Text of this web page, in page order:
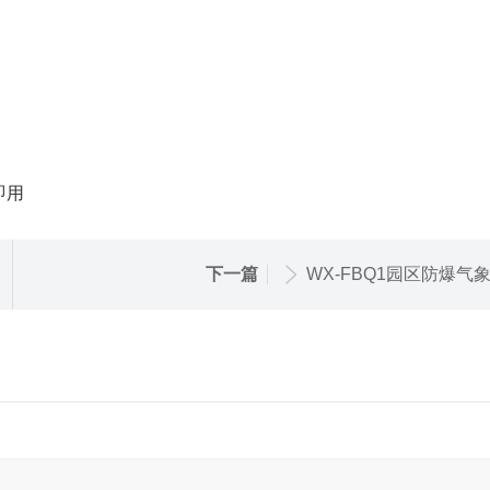
用
下一篇 WX-FBQ1园区防爆气